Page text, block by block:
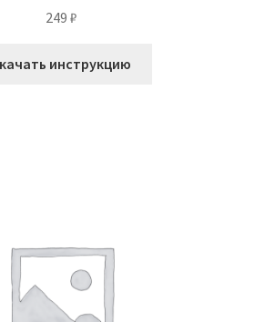
249 ₽
инструкцию